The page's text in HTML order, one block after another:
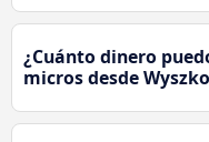
¿Cuánto dinero
micros desde